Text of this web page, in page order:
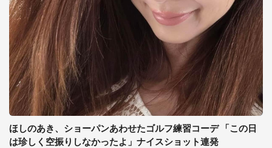
ほしのあき、ショーパンあわせたゴルフ練習コーデ 「この日
は珍しく空振りしなかったよ」ナイスショット連発